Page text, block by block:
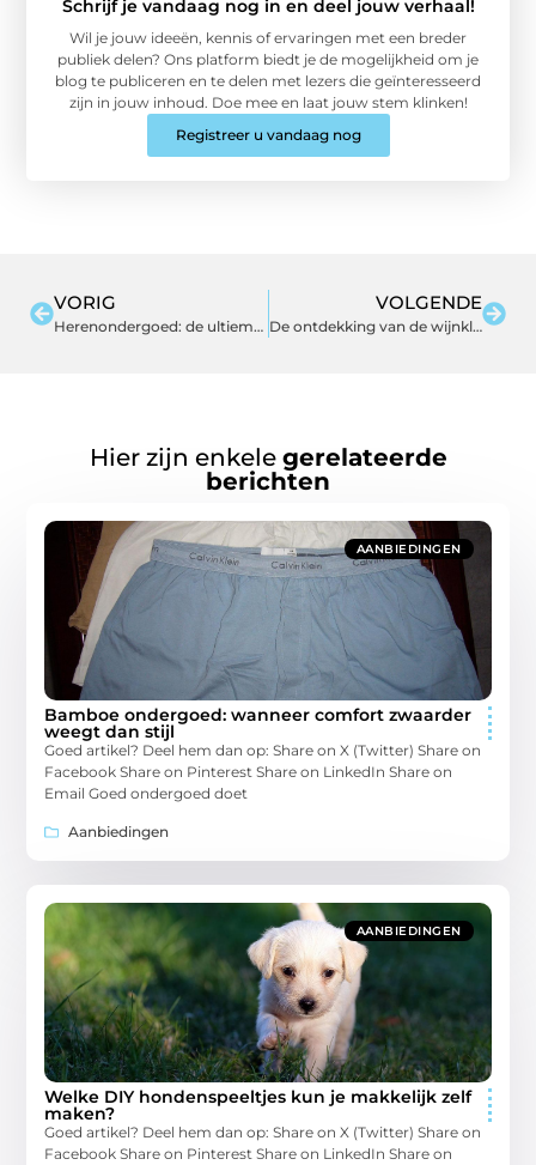
Schrijf je vandaag nog in en deel jouw verhaal!
Wil je jouw ideeën, kennis of ervaringen met een breder
publiek delen? Ons platform biedt je de mogelijkheid om je
blog te publiceren en te delen met lezers die geïnteresseerd
zijn in jouw inhoud. Doe mee en laat jouw stem klinken!
Registreer u vandaag nog
VORIG
Herenondergoed: de ultieme gids voor mannenondergoed
VOLGENDE
De ontdekking van de wijnklimaatkast
Hier zijn enkele gerelateerde
berichten
AANBIEDINGEN
Bamboe ondergoed: wanneer comfort zwaarder
weegt dan stijl
Goed artikel? Deel hem dan op: Share on X (Twitter) Share on
Facebook Share on Pinterest Share on LinkedIn Share on
Email Goed ondergoed doet
Aanbiedingen
AANBIEDINGEN
Welke DIY hondenspeeltjes kun je makkelijk zelf
maken?
Goed artikel? Deel hem dan op: Share on X (Twitter) Share on
Facebook Share on Pinterest Share on LinkedIn Share on